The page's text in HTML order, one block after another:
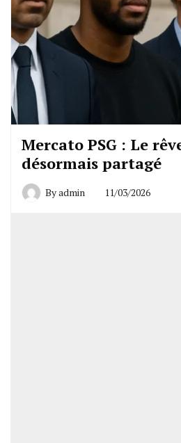
Mercato PSG : Le
désormais partagé
Byadmin 11/03/2026